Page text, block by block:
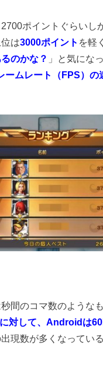
ポイントぐらいし
は3000ポイント を軽
のかな？ 」と気にな
ームレート（FPS）の
間のコマ数のような
対して、Androidは
現数が多くなってい